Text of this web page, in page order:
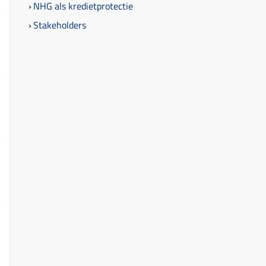
NHG als kredietprotectie
Stakeholders